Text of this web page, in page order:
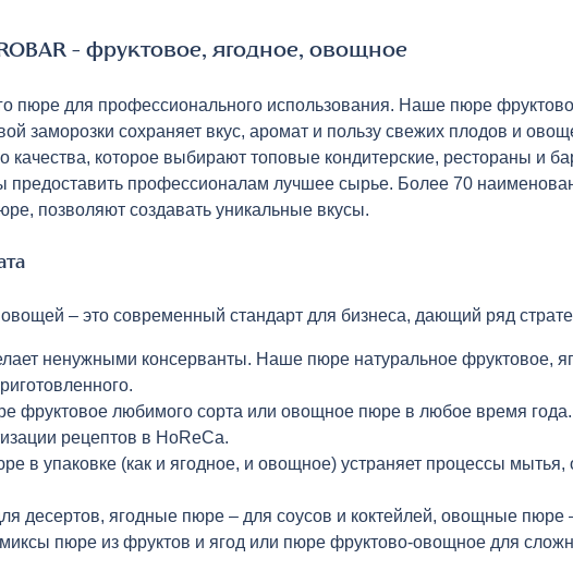
– фруктовое, ягодное, овощное
пюре для профессионального использования. Наше пюре
заморозки сохраняет вкус, аромат и пользу свежих плодов и
которое выбирают топовые кондитерские, рестораны и
предоставить профессионалам лучшее сырье. Более 70
позволяют создавать уникальные вкусы.
– это современный стандарт для бизнеса, дающий ряд
ненужными консерванты. Наше пюре натуральное фруктовое,
фруктовое любимого сорта или овощное пюре в любое время
рецептов в HoReCa.
в упаковке (как и ягодное, и овощное) устраняет процессы мытья,
десертов, ягодные пюре – для соусов и коктейлей, овощные пюре
пюре из фруктов и ягод или пюре фруктово-овощное для